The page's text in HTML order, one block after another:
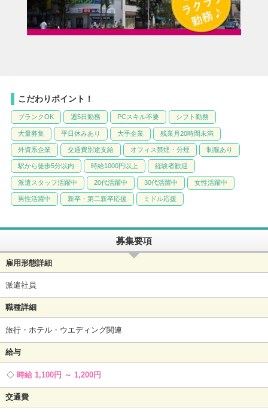
こだわりポイント！
ブランクOK 週5日勤務 PCスキル不要 シフト勤務
大量募集 平日休みあり 大手企業 残業月20時間未満
外資系企業 交通費別途支給 オフィス禁煙・分煙 制服あり
駅から徒歩5分以内 時給1000円以上 経験者歓迎
派遣スタッフ活躍中 20代活躍中 30代活躍中 女性活躍中
男性活躍中 新卒・第二新卒応援 ミドル応援
募集要項
雇用形態詳細
派遣社員
職種詳細
旅行・ホテル・ウエディング関連
給与
時給 1,100円 ～ 1,200円
交通費